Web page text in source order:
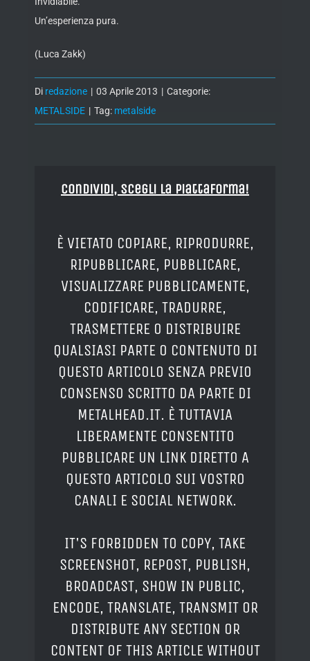
Un’esperienza pura.
(Luca Zakk)
Di redazione | 03 Aprile 2013 | Categorie:
METALSIDE | Tag: metalside
Condividi, Scegli la piattaforma!
È VIETATO COPIARE, RIPRODURRE,
RIPUBBLICARE, PUBBLICARE,
VISUALIZZARE PUBBLICAMENTE,
CODIFICARE, TRADURRE,
TRASMETTERE O DISTRIBUIRE
QUALSIASI PARTE O CONTENUTO DI
QUESTO ARTICOLO SENZA PREVIO
CONSENSO SCRITTO DA PARTE DI
METALHEAD.IT. È TUTTAVIA
LIBERAMENTE CONSENTITO
PUBBLICARE UN LINK DIRETTO A
QUESTO ARTICOLO SUI VOSTRO
CANALI E SOCIAL NETWORK.
IT'S FORBIDDEN TO COPY, TAKE
SCREENSHOT, REPOST, PUBLISH,
BROADCAST, SHOW IN PUBLIC,
ENCODE, TRANSLATE, TRANSMIT OR
DISTRIBUTE ANY SECTION OR
CONTENT OF THIS ARTICLE WITHOUT